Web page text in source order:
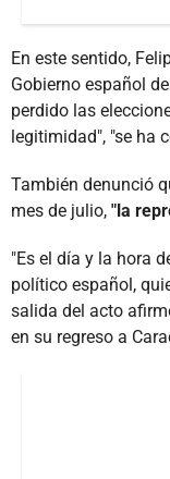
En este sentido,
Gobierno español
perdido las
legitimidad", "se ha
También denunció
mes de julio, "la
"Es el día y la hora
político español,
salida del acto
en su regreso a